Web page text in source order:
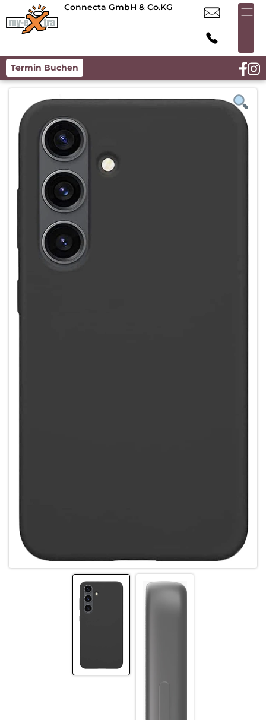
Connecta GmbH & Co.KG
Termin Buchen